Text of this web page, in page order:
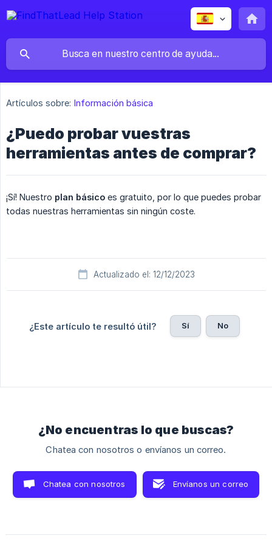
Artículos sobre: Información básica
¿Puedo probar vuestras
herramientas antes de comprar?
¡Sí! Nuestro plan básico es gratuito, por lo que puedes probar
todas nuestras herramientas sin ningún coste.
Actualizado el: 12/12/2023
¿Este artículo te resultó útil? Sí No
¿No encuentras lo que buscas?
Chatea con nosotros o envíanos un correo.
Chatea con nosotros Envíanos un correo